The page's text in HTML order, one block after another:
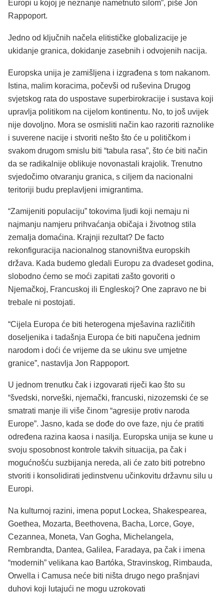
Europi u kojoj je neznanje nametnuto silom”, piše Jon
Rappoport.
Jedno od ključnih načela elitističke globalizacije je
ukidanje granica, dokidanje zasebnih i odvojenih nacija.
Europska unija je zamišljena i izgrađena s tom nakanom.
Istina, malim koracima, počevši od ruševina Drugog
svjetskog rata do uspostave superbirokracije i sustava koji
upravlja politikom na cijelom kontinentu. No, to još uvijek
nije dovoljno. Mora se osmisliti način kao razoriti raznolike
i suverene nacije i stvoriti nešto što će u političkom i
svakom drugom smislu biti “tabula rasa”, što će biti način
da se radikalnije oblikuje novonastali krajolik. Trenutno
svjedočimo otvaranju granica, s ciljem da nacionalni
teritoriji budu preplavljeni imigrantima.
“Zamijeniti populaciju” tokovima ljudi koji nemaju ni
najmanju namjeru prihvaćanja običaja i životnog stila
zemalja domaćina. Krajnji rezultat? De facto
rekonfiguracija nacionalnog stanovništva europskih
država. Kada budemo gledali Europu za dvadeset godina,
slobodno ćemo se moći zapitati zašto govoriti o
Njemačkoj, Francuskoj ili Engleskoj? One zapravo ne bi
trebale ni postojati.
“Cijela Europa će biti heterogena mješavina različitih
doseljenika i tadašnja Europa će biti napučena jednim
narodom i doći će vrijeme da se ukinu sve umjetne
granice”, nastavlja Jon Rappoport.
U jednom trenutku čak i izgovarati riječi kao što su
“švedski, norveški, njemački, francuski, nizozemski će se
smatrati manje ili više činom “agresije protiv naroda
Europe”. Jasno, kada se dođe do ove faze, nju će pratiti
određena razina kaosa i nasilja. Europska unija se kune u
svoju sposobnost kontrole takvih situacija, pa čak i
mogućnošću suzbijanja nereda, ali će zato biti potrebno
stvoriti i konsolidirati jedinstvenu učinkovitu državnu silu u
Europi.
Na kulturnoj razini, imena poput Lockea, Shakespearea,
Goethea, Mozarta, Beethovena, Bacha, Lorce, Goye,
Cezannea, Moneta, Van Gogha, Michelangela,
Rembrandta, Dantea, Galilea, Faradaya, pa čak i imena
“modernih” velikana kao Bartóka, Stravinskog, Rimbauda,
Orwella i Camusa neće biti ništa drugo nego prašnjavi
duhovi koji lutajući ne mogu uzrokovati